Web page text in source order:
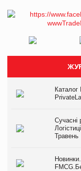
Каталог
Сучасні
Травень